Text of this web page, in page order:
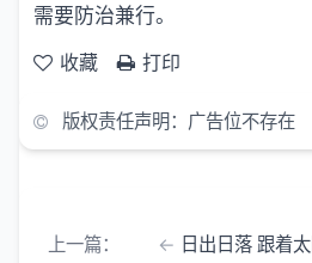
需要防治兼行。
收藏
打印
版权责任声明：广告位不存在
上一篇：
日出日落 跟着太阳去养“阳”-​世间万物